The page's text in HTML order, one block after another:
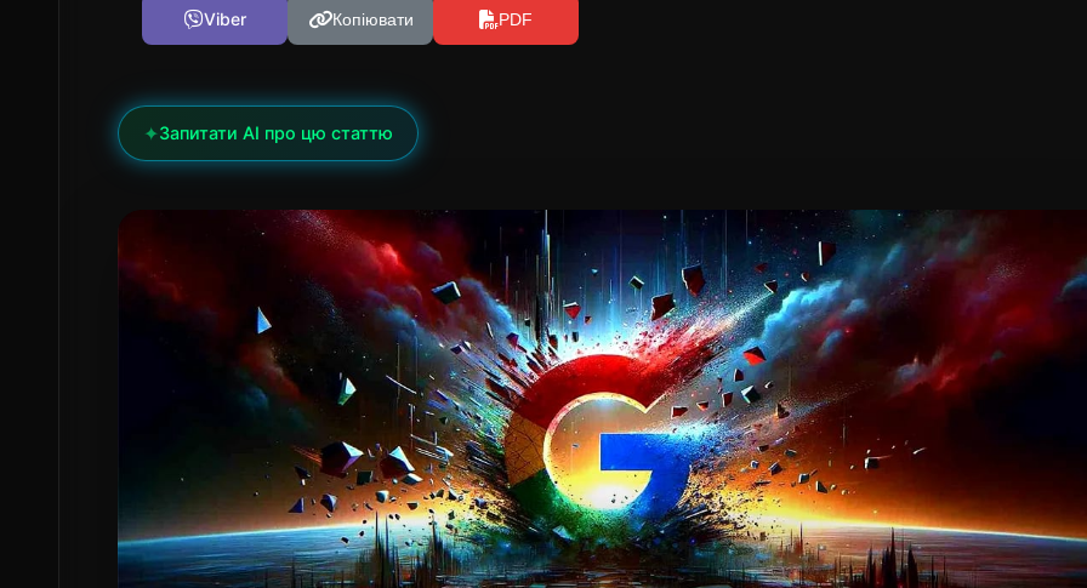
Viber Копіювати PDF
✦Запитати AI про цю статтю